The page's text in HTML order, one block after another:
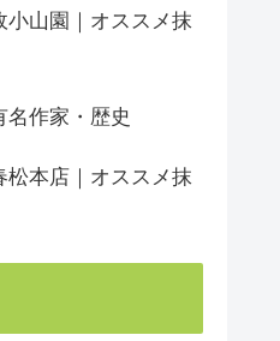
小山園｜オススメ抹
名作家・歴史
松本店｜オススメ抹